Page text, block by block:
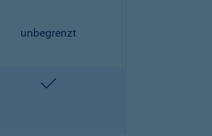
unbegrenzt
enthalten